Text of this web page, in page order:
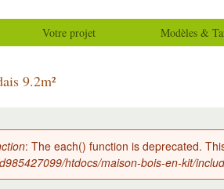
Votre projet Modèles &
9.2m²
: The each() function is deprecated.
htdocs/maison-bois-en-kit/